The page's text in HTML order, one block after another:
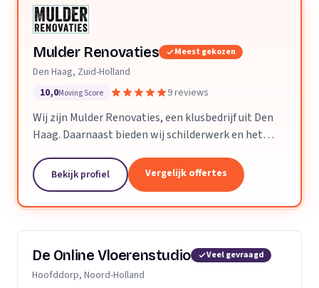
Mulder Renovaties Meest gekozen
Den Haag, Zuid-Holland
10,0Moving Score 9 reviews
Wij zijn Mulder Renovaties, een klusbedrijf uit Den
Haag. Daarnaast bieden wij schilderwerk en het
Bekijk profiel Vergelijk offertes
De Online Vloerenstudio Veel gevraagd
Hoofddorp, Noord-Holland